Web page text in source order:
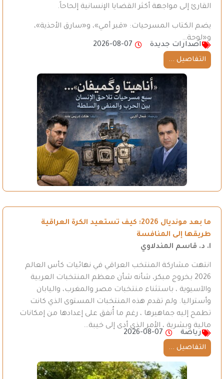
القارئ إلى مواجهة أكثر القضايا الإنسانية إلحاحاً.
يضم الكتاب المسرحيات: «قبر أمي»، و«سارق الأحذية»،
و«لوحة…
اصدارات جديدة
2026-08-07
التفاصيل ...
ما بعد مونديال 2026: كيف تستعيد الكرة العراقية
طريقها إلى المنافسة
ا. د. قاسم المندلاوي
انتهت مشاركة المنتخب العراقي في نهائيات كأس العالم
2026 بخروج مبكر، شأنه شأن معظم المنتخبات العربية
والآسيوية ، باستثناء منتخبات مصر والمغرب، واليابان
وأستراليا. ولم تقدم هذه المنتخبات المستوى الذي كانت
تطمح إليه جماهيرها ، رغم ما أُنفق على إعدادها من إمكانات
مالية وبشرية ، الأمر الذي أدى إلى خيبة…
رياضة
2026-08-07
التفاصيل ...